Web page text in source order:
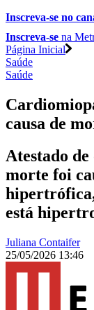
Inscreva-se no
Inscreva-se na
Página Inicial
Saúde
Saúde
causa de
Atestado
morte foi
está
Juliana Contaifer
25/05/2026 13:46